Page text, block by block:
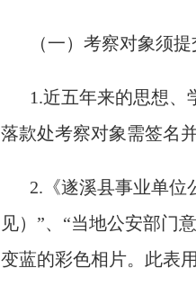
（一）考察对象须
1.近五年来的思想、
落款处考察对象需签名
2.《遂溪县事业单位
见）”、“当地公安部门
变蓝的彩色相片。此表